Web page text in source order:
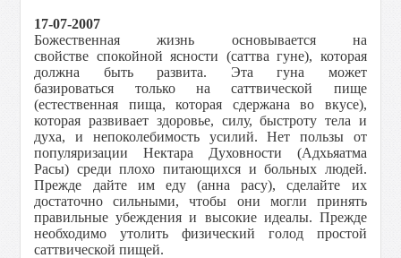
17-07-2007
Божественная жизнь основывается на
свойстве спокойной ясности (саттва гуне), которая
должна быть развита. Эта гуна может
базироваться только на саттвической пище
(естественная пища, которая сдержана во вкусе),
которая развивает здоровье, силу, быстроту тела и
духа, и непоколебимость усилий. Нет пользы от
популяризации Нектара Духовности (Адхьяатма
Расы) среди плохо питающихся и больных людей.
Прежде дайте им еду (анна расу), сделайте их
достаточно сильными, чтобы они могли принять
правильные убеждения и высокие идеалы. Прежде
необходимо утолить физический голод простой
саттвической пищей.